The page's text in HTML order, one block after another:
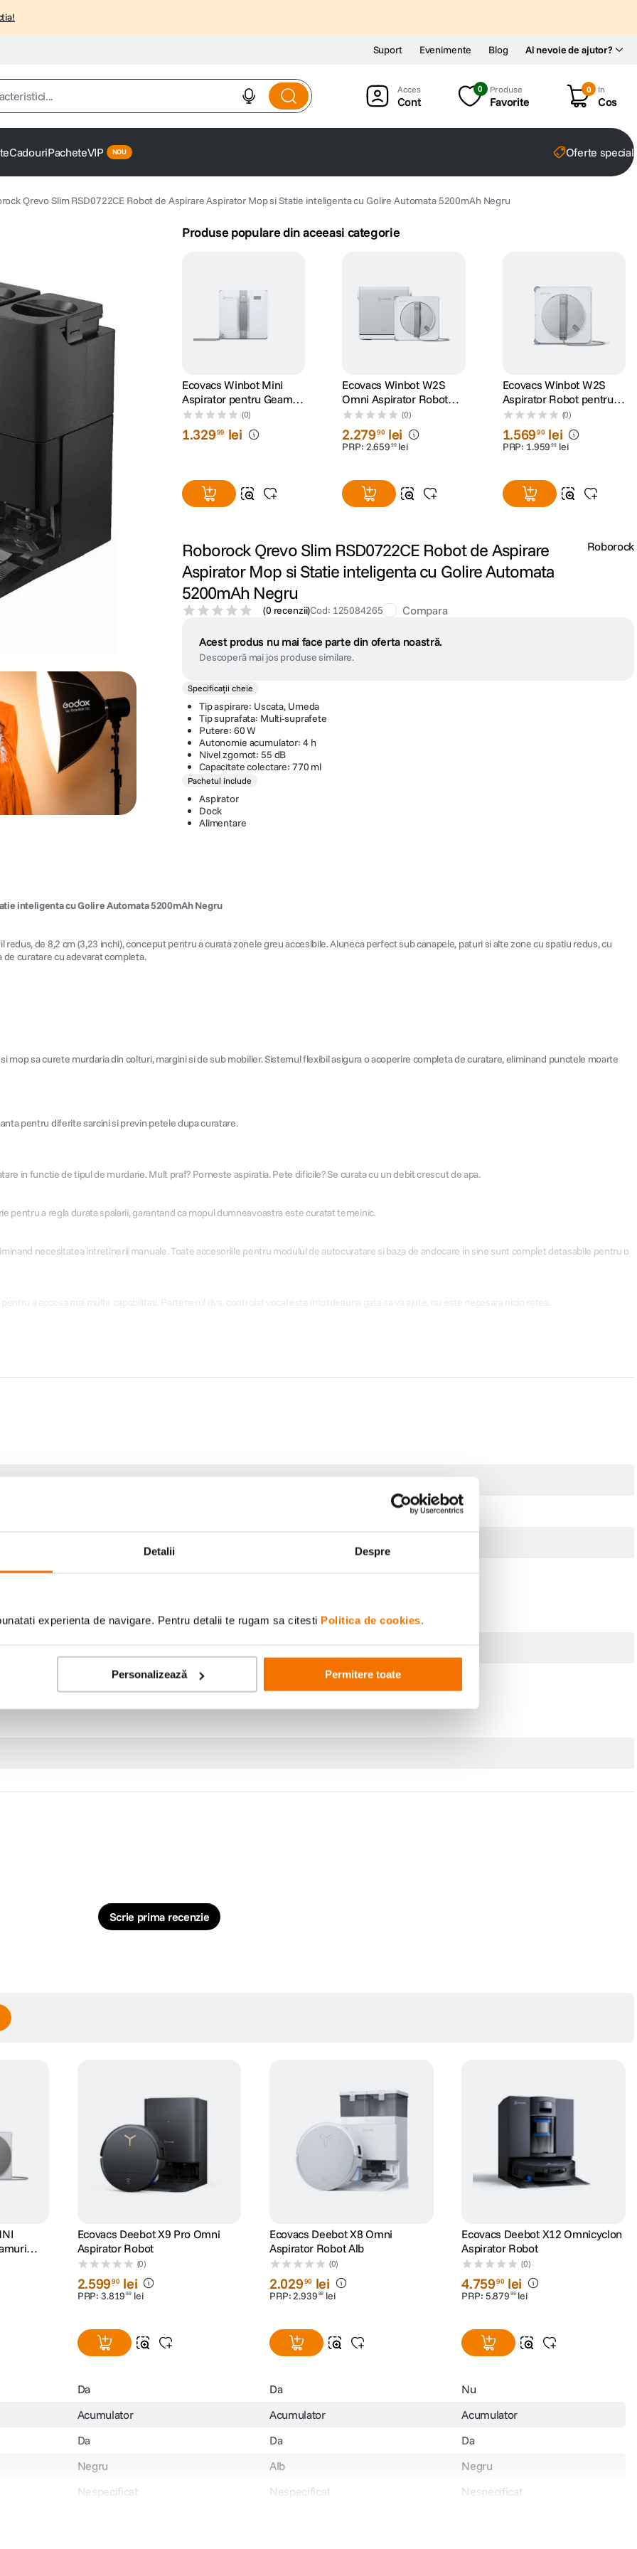
Detalii Despre
experienta de navigare. Pentru detalii te rugam sa citesti Politica de cookies.
Personalizează Permitere toate
Ai nevoie de ajutor?
Suport Evenimente Blog
Cont
0 Produse
Favorite
0 In
Cos
CadouriPacheteVIP Oferte
Qrevo Slim RSD0722CE Robot de Aspirare Aspirator Mop si Statie inteligenta cu Golire Automata 5200mAh Negru
Produse populare din aceeasi categorie
Ecovacs Winbot Mini
Aspirator pentru Geamuri
Gri
(0)
1.32999 lei
Ecovacs Winbot W2S
Omni Aspirator Robot
pentru Geamuri
(0)
2.27990 lei
PRP: 2.659 99 lei
Ecovacs Winbot W2S
Aspirator Robot pentru
Geamuri
(0)
1.56990 lei
PRP: 1.959 99 lei
Roborock Qrevo Slim RSD0722CE Robot de Aspirare
Aspirator Mop si Statie inteligenta cu Golire Automata
5200mAh Negru
(0 recenzii)Cod: 125084265 Compara
Roborock
Acest produs nu mai face parte din oferta noastră.
Descoperă mai jos produse similare.
Specificații cheie
Tip aspirare: Uscata, Umeda
Tip suprafata: Multi-suprafete
Putere: 60 W
Autonomie acumulator: 4 h
Nivel zgomot: 55 dB
Capacitate colectare: 770 ml
Pachetul include
Aspirator
Dock
Alimentare
inteligenta cu Golire Automata 5200mAh Negru
de 8,2 cm (3,23 inchi), conceput pentru a curata zonele greu accesibile. Aluneca perfect sub canapele, paturi si alte zone cu spatiu redus, cu
curatare cu adevarat completa.
sa curete murdaria din colturi, margini si de sub mobilier. Sistemul flexibil asigura o acoperire completa de curatare, eliminand punctele moarte
pentru diferite sarcini si previn petele dupa curatare.
in functie de tipul de murdarie. Mult praf? Porneste aspiratia. Pete dificile? Se curata cu un debit crescut de apa.
pentru a regla durata spalarii, garantand ca mopul dumneavoastra este curatat temeinic.
necesitatea intretinerii manuale. Toate accesoriile pentru modulul de autocuratare si baza de andocare in sine sunt complet detasabile pentru o
a accesa mai multe capabilitati. Partenerul dvs. controlat vocal este intotdeauna gata sa va ajute, nu este necesara nicio retea.
Scrie prima recenzie
Ecovacs Deebot X9 Pro Omni
Aspirator Robot
(0)
2.59990 lei
PRP: 3.819 99 lei
Ecovacs Deebot X8 Omni
Aspirator Robot Alb
(0)
2.02990 lei
PRP:2.939 99 lei
Ecovacs Deebot X12 Omnicyclon
Aspirator Robot
(0)
4.75990 lei
PRP: 5.879 99 lei
Da Da
Nu
Acumulator Acumulator
Acumulator
Da Da
Da
Negru Alb
Negru
Nespecificat Nespecificat Nespecificat